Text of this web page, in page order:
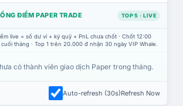
ĐIỂM PAPER TRADE TOP 5 · LIVE
live = số dư ví + ký quỹ + PnL chưa chốt · Chốt 12:00
tháng · Top 1 trên 20.000 đ nhận 30 ngày VIP Whale.
có thành viên giao dịch Paper trong tháng.
Auto-refresh (30s)Refresh Now